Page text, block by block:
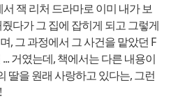
잭 리처 드라마로 이미 내가 보
다가 그 집에 잡히게 되고 그렇게
, 그 과정에서 그 사건을 맡았던 F
거였는데, 책에서는 다른 내용이
딸을 원래 사랑하고 있다는, 그런